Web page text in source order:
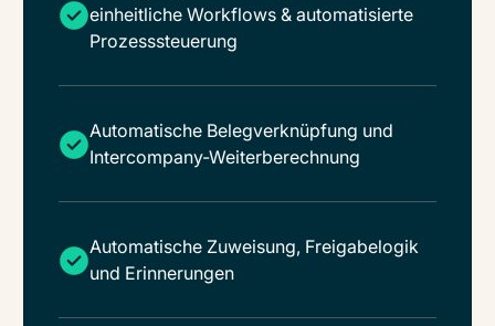
einheitliche Workflows & automatisierte
Prozesssteuerung
Automatische Belegverknüpfung und
Intercompany-Weiterberechnung
Automatische Zuweisung, Freigabelogik
und Erinnerungen